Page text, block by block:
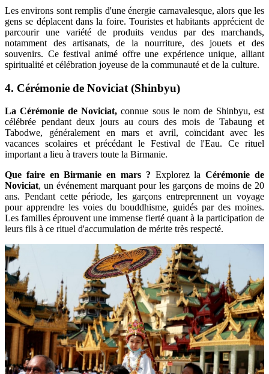
Les environs sont remplis d'une énergie carnavalesque, alors que les
gens se déplacent dans la foire. Touristes et habitants apprécient de
parcourir une variété de produits vendus par des marchands,
notamment des artisanats, de la nourriture, des jouets et des
souvenirs. Ce festival animé offre une expérience unique, alliant
spiritualité et célébration joyeuse de la communauté et de la culture.
4. Cérémonie de Noviciat (Shinbyu)
La Cérémonie de Noviciat, connue sous le nom de Shinbyu, est
célébrée pendant deux jours au cours des mois de Tabaung et
Tabodwe, généralement en mars et avril, coïncidant avec les
vacances scolaires et précédant le Festival de l'Eau. Ce rituel
important a lieu à travers toute la Birmanie.
Que faire en Birmanie en mars ? Explorez la Cérémonie de
Noviciat, un événement marquant pour les garçons de moins de 20
ans. Pendant cette période, les garçons entreprennent un voyage
pour apprendre les voies du bouddhisme, guidés par des moines.
Les familles éprouvent une immense fierté quant à la participation de
leurs fils à ce rituel d'accumulation de mérite très respecté.